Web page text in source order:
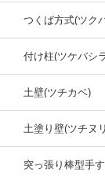
つくば方式(ツク
付け柱(ツケバシ
土壁(ツチカベ)
土塗り壁(ツチヌ
突っ張り棒型手